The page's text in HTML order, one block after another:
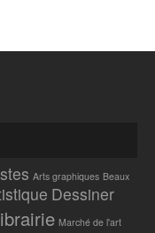
Arts graphiques Beaux
Dessiner
Marché de l'art